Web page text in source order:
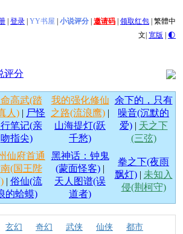
登录 YY书屋 小说评分 邀请码 领取红包 繁體中
文| 宽版 | 🌓
评分
高武(踏
人) | 尸怪
笔记(亲
吻指尖)
我的强化修仙
之路(流浪鹰) |
山海提灯(跃
千愁)
余下的，只有
噪音(沉默的
爱)| 天之下
(三弦)
仙府首通
(国王陛
| 俗仙(流
的蛤蟆)
黑神话：钟鬼
(蒙面怪客) |
天人图谱(误
道者)
拳之下(夜雨
飘灯)| 未知入
侵(荆柯守)
玄幻 奇幻 武侠 仙侠
都市